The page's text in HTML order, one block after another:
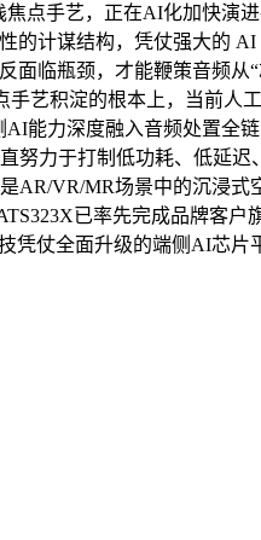
点手艺，正在AI化加快演
的计谋结构，凭仗强大的
临瓶颈，才能鞭策音频从
艺积淀的根本上，当前人工
能力深度融入音频处置全
努力于打制低功耗、低延迟
AR/VR/MR场景中的沉浸式
已率先完成品牌客户
凭仗全面升级的端侧AI芯片